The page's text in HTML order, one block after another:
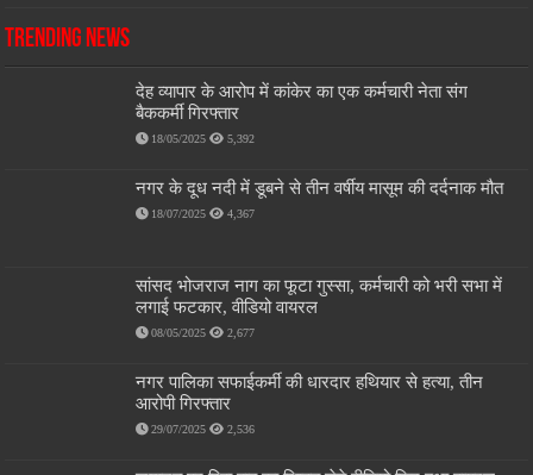
Trending News
देह व्यापार के आरोप में कांकेर का एक कर्मचारी नेता संग
बैककर्मी गिरफ्तार
18/05/2025 5,392
नगर के दूध नदी में डूबने से तीन वर्षीय मासूम की दर्दनाक मौत
18/07/2025 4,367
सांसद भोजराज नाग का फूटा गुस्सा, कर्मचारी को भरी सभा में
लगाई फटकार, वीडियो वायरल
08/05/2025 2,677
नगर पालिका सफाईकर्मी की धारदार हथियार से हत्या, तीन
आरोपी गिरफ्तार
29/07/2025 2,536